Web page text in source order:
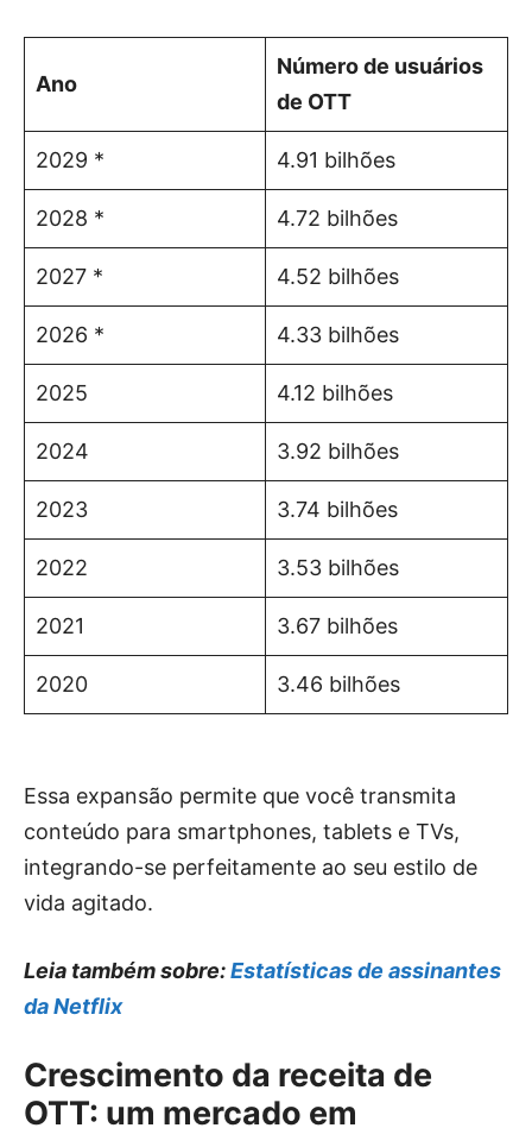
Ano
Número de usuários
de OTT
2029 * 4.91 bilhões
2028 * 4.72 bilhões
2027 * 4.52 bilhões
2026 * 4.33 bilhões
2025 4.12 bilhões
2024 3.92 bilhões
2023 3.74 bilhões
2022 3.53 bilhões
2021 3.67 bilhões
2020 3.46 bilhões
Essa expansão permite que você transmita
conteúdo para smartphones, tablets e TVs,
integrando-se perfeitamente ao seu estilo de
vida agitado.
Leia também sobre:Estatísticas de assinantes
da Netflix
Crescimento da receita de
OTT: um mercado em